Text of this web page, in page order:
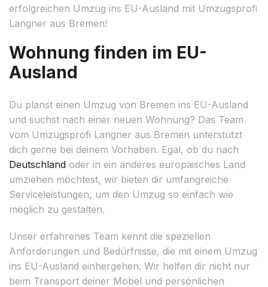
erfolgreichen Umzug ins EU-Ausland mit Umzugsprofi
Langner aus Bremen!
Wohnung finden im EU-
Ausland
Du planst einen Umzug von Bremen ins EU-Ausland
und suchst nach einer neuen Wohnung? Das Team
vom Umzugsprofi Langner aus Bremen unterstützt
dich gerne bei deinem Vorhaben. Egal, ob du nach
Deutschland oder in ein anderes europäisches Land
umziehen möchtest, wir bieten dir umfangreiche
Serviceleistungen, um den Umzug so einfach wie
möglich zu gestalten.
Unser erfahrenes Team kennt die speziellen
Anforderungen und Bedürfnisse, die mit einem Umzug
ins EU-Ausland einhergehen. Wir helfen dir nicht nur
beim Transport deiner Möbel und persönlichen